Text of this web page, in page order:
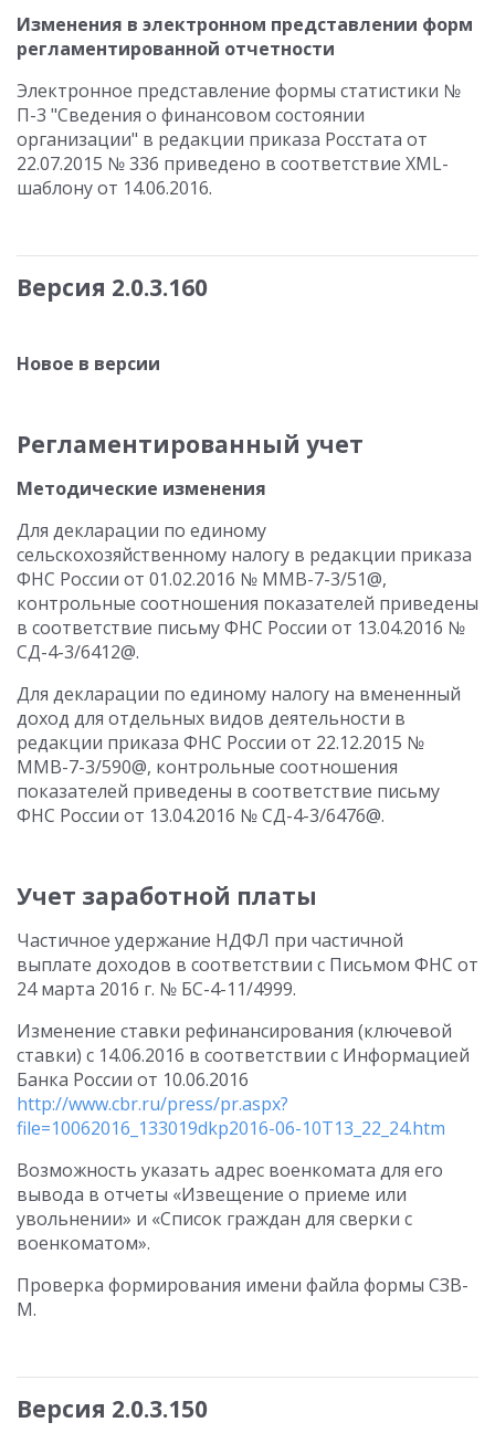
Изменения в электронном представлении форм
регламентированной отчетности
Электронное представление формы статистики №
П-3 "Сведения о финансовом состоянии
организации" в редакции приказа Росстата от
22.07.2015 № 336 приведено в соответствие XML-
шаблону от 14.06.2016.
Версия 2.0.3.160
Новое в версии
Регламентированный учет
Методические изменения
Для декларации по единому
сельскохозяйственному налогу в редакции приказа
ФНС России от 01.02.2016 № ММВ-7-3/51@,
контрольные соотношения показателей приведены
в соответствие письму ФНС России от 13.04.2016 №
СД-4-3/6412@.
Для декларации по единому налогу на вмененный
доход для отдельных видов деятельности в
редакции приказа ФНС России от 22.12.2015 №
ММВ-7-3/590@, контрольные соотношения
показателей приведены в соответствие письму
ФНС России от 13.04.2016 № СД-4-3/6476@.
Учет заработной платы
Частичное удержание НДФЛ при частичной
выплате доходов в соответствии с Письмом ФНС от
24 марта 2016 г. № БС-4-11/4999.
Изменение ставки рефинансирования (ключевой
ставки) с 14.06.2016 в соответствии с Информацией
Банка России от 10.06.2016
http://www.cbr.ru/press/pr.aspx?
file=10062016_133019dkp2016-06-10T13_22_24.htm
Возможность указать адрес военкомата для его
вывода в отчеты «Извещение о приеме или
увольнении» и «Список граждан для сверки с
военкоматом».
Проверка формирования имени файла формы СЗВ-
М.
Версия 2.0.3.150